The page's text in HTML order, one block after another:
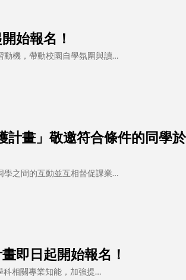
始報名！
動機，帶動校園自學氛圍與讀…
計畫」敬邀符合條件的同學
學之間的互動並互相督促課業…
即日起開始報名！
科相關專業知能，加強提…